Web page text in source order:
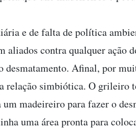
e de falta de política
aliados contra qualquer ação
desmatamento. Afinal, por
relação simbiótica. O grileiro
madeireiro para fazer o
uma área pronta para